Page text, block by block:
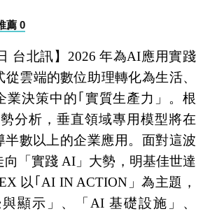
薦 0
台北訊】2026 年為AI應用實踐
雲端的數位助理轉化為生活、
業決策中的｢實質生產力」。根
勢分析，垂直領域專用模型將在
半數以上的企業應用。面對這波
「實踐 AI」大勢，明基佳世達
以｢AI IN ACTION」為主題，
顯示」、「AI 基礎設施」、